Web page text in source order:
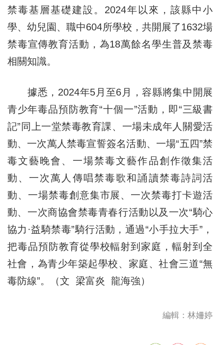
禁毒基層基礎建設。2024年以來，該縣中小
學、幼兒園、職中604所學校，共開展了1632場
禁毒宣傳教育活動，為18萬餘名學生普及禁毒
相關知識。
據悉，2024年5月至6月，容縣將集中開展
青少年毒品預防教育“十個一”活動，即“三級書
記”同上一堂禁毒教育課、一場未成年人關愛活
動、一次萬人禁毒宣誓簽名活動、一場“五四”禁
毒文藝晚會、一場禁毒文藝作品創作徵集活
動、一次萬人傳唱禁毒歌和誦讀禁毒詩詞活
動、一場禁毒創意集市展、一次禁毒打卡遊活
動、一次商協會禁毒青春行活動以及一次“騎心
協力·益騎禁毒”騎行活動，通過“小手拉大手”，
把毒品預防教育從學校輻射到家庭，輻射到全
社會，為青少年築起學校、家庭、社會三道“無
毒防線”。（文 梁富炎 龍海強）
編輯：林姍婷